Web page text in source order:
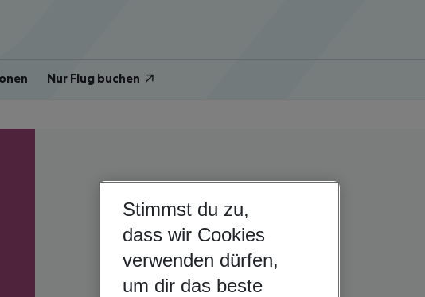
Nur Flug buchen
Stimmst du zu,
dass wir Cookies
verwenden dürfen,
um dir das beste